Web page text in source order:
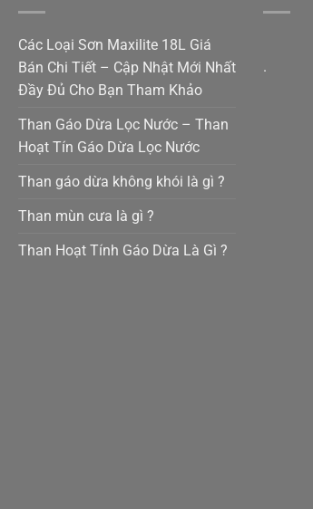
Các Loại Sơn Maxilite 18L Giá
Bán Chi Tiết – Cập Nhật Mới Nhất
Đầy Đủ Cho Bạn Tham Khảo
Than Gáo Dừa Lọc Nước – Than
Hoạt Tín Gáo Dừa Lọc Nước
Than gáo dừa không khói là gì ?
Than mùn cưa là gì ?
Than Hoạt Tính Gáo Dừa Là Gì ?
.